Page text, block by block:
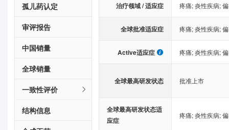
孤儿药认定
审评报告
中国销量
全球销量
一致性评价
结构信息
治疗领域 / 适应症 疼痛;炎性疾病;
全球批准适应症 疼痛;炎性疾病;
Active适应症 疼痛;炎性疾病;
全球最高研发状态 批准上市
全球最高研发状态适
应症
疼痛;炎性疾病;